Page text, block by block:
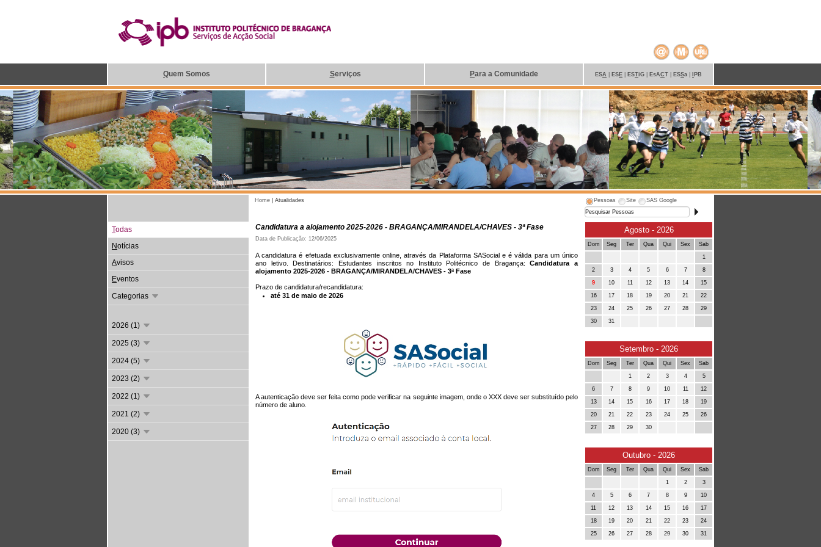
Quem Somos Serviços Para a Comunidade ESA ES E ESTiG EsACT ESSa PB
Home | Atualidades Pessoas Site SAS Google
Todas
Notícias
Avisos
Eventos
Categorias
2026 (1)
2025 (3)
2024 (5)
2023 (2)
2022 (1)
2021 (2)
2020 (3)
Candidatura a alojamento 2025-2026 - BRAGANÇA/MIRANDELA/CHAVES - 3ª Fase
Data de Publicação: 12/06/2025
A candidatura é efetuada exclusivamente online, através da Plataforma SASocial e é válida para um único
ano letivo. Destinatários: Estudantes inscritos no Instituto Politécnico de Bragança:Candidatura a
alojamento 2025-2026 - BRAGANÇA/MIRANDELA/CHAVES - 3ª Fase
Prazo de candidatura/recandidatura:
até 31 de maio de 2026
A autenticação deve ser feita como pode verificar na seguinte imagem, onde o XXX deve ser substituído pelo
número de aluno.
Agosto - 2026
Dom Seg Ter Qua Qui Sex Sab
1
2 3 4 5 6 7 8
9 10 11 12 13 14 15
16 17 18 19 20 21 22
23 24 25 26 27 28 29
30 31
Setembro - 2026
Dom Seg Ter Qua Qui Sex Sab
1 2 3 4 5
6 7 8 9 10 11 12
13 14 15 16 17 18 19
20 21 22 23 24 25 26
27 28 29 30
Outubro - 2026
Dom Seg Ter Qua Qui Sex Sab
1 2 3
4 5 6 7 8 9 10
11 12 13 14 15 16 17
18 19 20 21 22 23 24
25 26 27 28 29 30 31